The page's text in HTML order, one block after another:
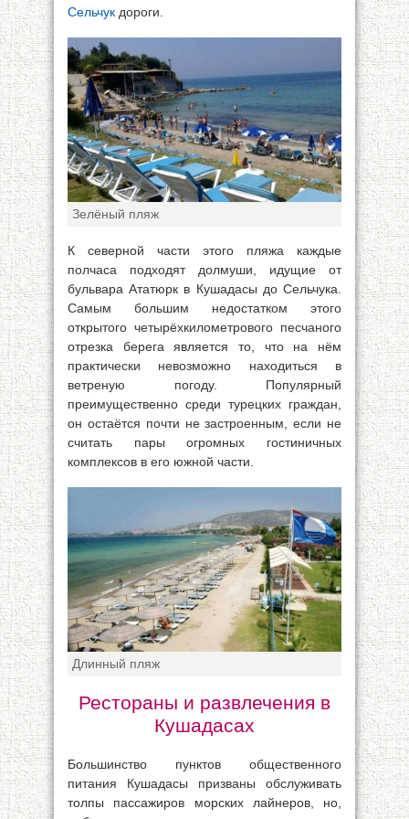
Сельчук дороги.
Зелёный пляж
К северной части этого пляжа каждые
полчаса подходят долмуши, идущие от
бульвара Ататюрк в Кушадасы до Сельчука.
Самым большим недостатком этого
открытого четырёхкилометрового песчаного
отрезка берега является то, что на нём
практически невозможно находиться в
ветреную погоду. Популярный
преимущественно среди турецких граждан,
он остаётся почти не застроенным, если не
считать пары огромных гостиничных
комплексов в его южной части.
Длинный пляж
Рестораны и развлечения в
Кушадасах
Большинство пунктов общественного
питания Кушадасы призваны обслуживать
толпы пассажиров морских лайнеров, но,